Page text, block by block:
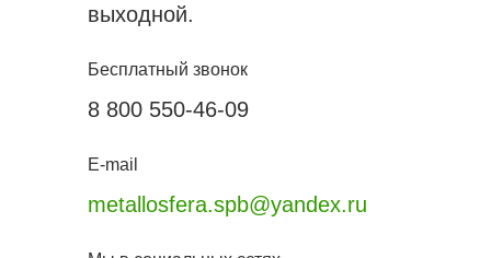
выходной.
Бесплатный звонок
8 800 550-46-09
E-mail
metallosfera.spb@yandex.ru